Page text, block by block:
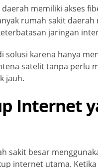
daerah memiliki akses
rumah sakit daerah
jaringan
solusi karena hanya
satelit tanpa perlu
jauh.
Internet
sakit besar
internet utama.